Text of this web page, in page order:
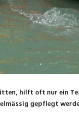
hilft oft nur ein
gepflegt